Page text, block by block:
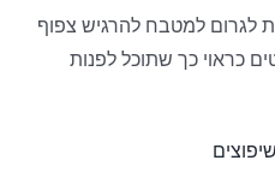
לגרום למטבח להרגיש צפוף
כראוי כך שתוכל לפנות